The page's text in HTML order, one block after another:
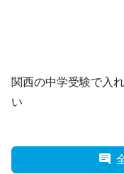
関西の中学受験で入
い